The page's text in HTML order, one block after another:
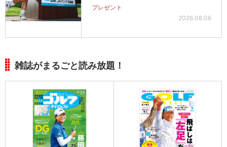
プレゼント
2026.08.06
雑誌がまるごと読み放題！